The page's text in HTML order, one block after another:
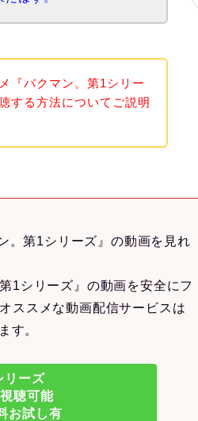
『バクマン。第1シリー
する方法についてご説明
。第1シリーズ』の動画を見れ
1シリーズ』の動画を安全にフ
ススメな動画配信サービスは
す。
リーズ
聴可能
お試し有